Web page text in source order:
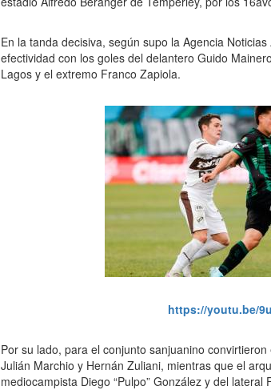
En la tanda decisiva, según supo la Agencia
efectividad con los goles del delantero Guido
Lagos y el extremo Franco Zapiola.
https://youtu.be/
Por su lado, para el conjunto sanjuanino
Julián Marchio y Hernán Zuliani, mientras que el
mediocampista Diego “Pulpo” González y del lateral